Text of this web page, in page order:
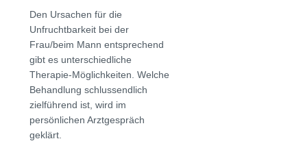
Den Ursachen für die
Unfruchtbarkeit bei der
Frau/beim Mann entsprechend
gibt es unterschiedliche
Therapie-Möglichkeiten. Welche
Behandlung schlussendlich
zielführend ist, wird im
persönlichen Arztgespräch
geklärt.